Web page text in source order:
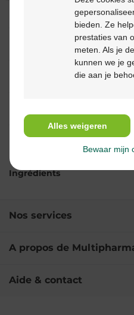
Description du produit
Usage
Ingrédients
Nos services
A propos de
Aide & contact
bieden. Ze
prestaties van
meten. Als je
kunnen we je
die aan je
Alles weigeren
Bewaar mijn